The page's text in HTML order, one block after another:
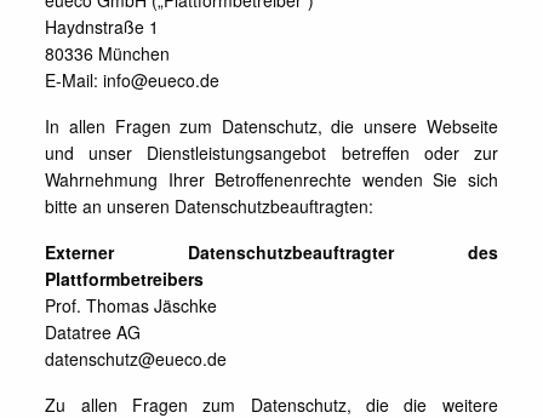
Haydnstraße 1
80336 München
E-Mail: info@eueco.de
In allen Fragen zum Datenschutz, die unsere Webseite
und unser Dienstleistungsangebot betreffen oder zur
Wahrnehmung Ihrer Betroffenenrechte wenden Sie sich
bitte an unseren Datenschutzbeauftragten:
Externer Datenschutzbeauftragter des
Plattformbetreibers
Prof. Thomas Jäschke
Datatree AG
datenschutz@eueco.de
Zu allen Fragen zum Datenschutz, die die weitere